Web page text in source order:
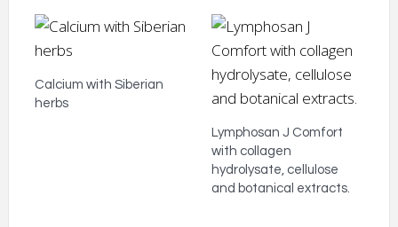
Calcium with Siberian
herbs
Lymphosan J Comfort
with collagen
hydrolysate, cellulose
and botanical extracts.